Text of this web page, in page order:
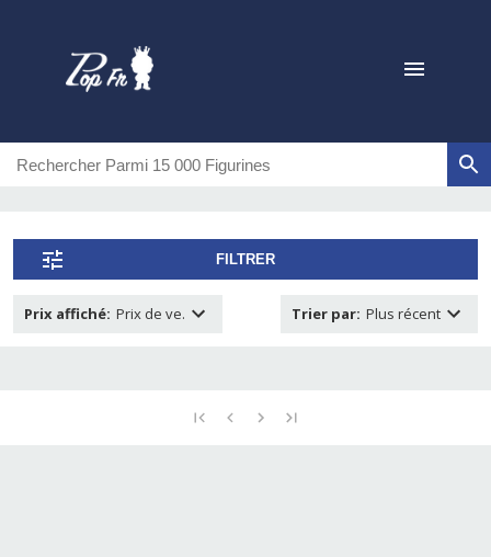
FILTRER
Prix affiché: Prix de ve. Trier par: Plus récent